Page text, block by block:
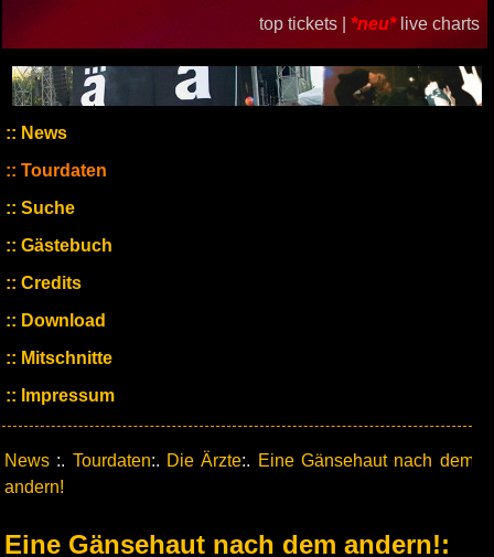
top tickets | *neu* live charts
News
Tourdaten
Suche
Gästebuch
Credits
Download
Mitschnitte
Impressum
News :. Tourdaten:. Die Ärzte:. Eine Gänsehaut nach dem
andern!
Eine Gänsehaut nach dem andern!: